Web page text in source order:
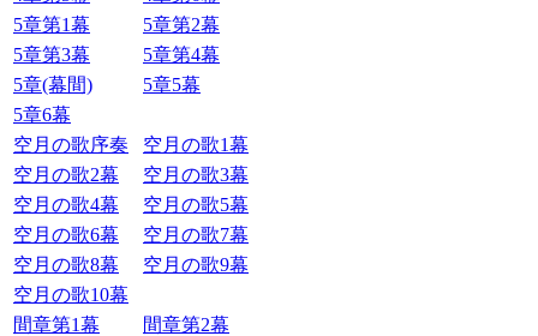
5章第1幕
5章第2幕
5章第3幕
5章第4幕
5章(幕間)
5章5幕
5章6幕
空月の歌序奏
空月の歌1幕
空月の歌2幕
空月の歌3幕
空月の歌4幕
空月の歌5幕
空月の歌6幕
空月の歌7幕
空月の歌8幕
空月の歌9幕
空月の歌10幕
間章第1幕
間章第2幕